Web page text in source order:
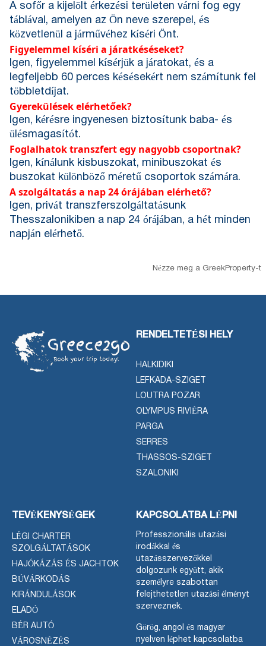
A sofőr a kijelölt érkezési területen várni fog egy
táblával, amelyen az Ön neve szerepel, és
közvetlenül a járművéhez kíséri Önt.
Figyelemmel kíséri a járatkéséseket?
Igen, figyelemmel kísérjük a járatokat, és a
legfeljebb 60 perces késésekért nem számítunk fel
többletdíjat.
Gyerekülések elérhetőek?
Igen, kérésre ingyenesen biztosítunk baba- és
ülésmagasítót.
Foglalhatok transzfert egy nagyobb csoportnak?
Igen, kínálunk kisbuszokat, minibuszokat és
buszokat különböző méretű csoportok számára.
A szolgáltatás a nap 24 órájában elérhető?
Igen, privát transzferszolgáltatásunk
Thesszalonikiben a nap 24 órájában, a hét minden
napján elérhető.
Nézze meg a GreekProperty-t
RENDELTETÉSI HELY
HALKIDIKI
LEFKADA-SZIGET
LOUTRA POZAR
OLYMPUS RIVIÉRA
PARGA
SERRES
THASSOS-SZIGET
SZALONIKI
TEVÉKENYSÉGEK
LÉGI CHARTER
SZOLGÁLTATÁSOK
HAJÓKÁZÁS ÉS JACHTOK
BÚVÁRKODÁS
KIRÁNDULÁSOK
ELADÓ
BÉR AUTÓ
VÁROSNÉZÉS
KAPCSOLATBA LÉPNI
Professzionális utazási
irodákkal és
utazásszervezőkkel
dolgozunk együtt, akik
személyre szabottan
felejthetetlen utazási élményt
szerveznek.
Görög, angol és magyar
nyelven léphet kapcsolatba